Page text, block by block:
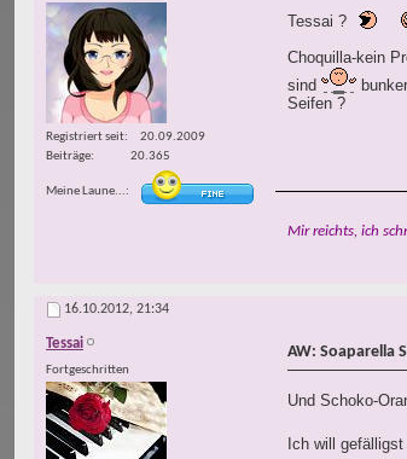
Registriert seit
20.09.2009
Beiträge
20.365
Meine Laune...
Tessai ?
Choquilla-kein
sind
Seifen ?
Mir reichts, ich
16.10.2012, 21:34
Tessai
Fortgeschritten
AW: Soaparella
Und Schoko-
Ich will